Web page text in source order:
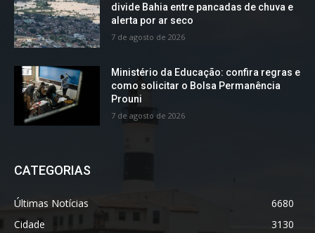
divide Bahia entre pancadas de chuva e
alerta por ar seco
7 de agosto de 2026
Ministério da Educação: confira regras e
como solicitar o Bolsa Permanência
Prouni
7 de agosto de 2026
CATEGORIAS
Últimas Notícias
6680
Cidade
3130